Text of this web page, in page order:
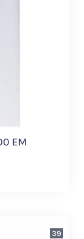
EM
39